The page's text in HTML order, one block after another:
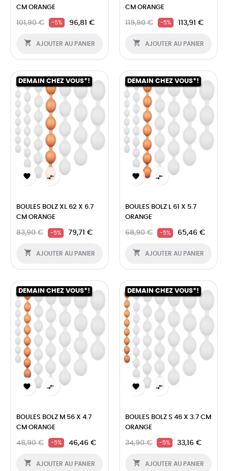
CM ORANGE
101,90 € -5% 96,81 €
 AJOUTER AU PANIER
CM ORANGE
119,90 € -5% 113,91 €
 AJOUTER AU PANIER
DEMAIN CHEZ VOUS*!
 
BOULES BOLZ XL 62 X 6.7
CM ORANGE
83,90 € -5% 79,71 €
 AJOUTER AU PANIER
DEMAIN CHEZ VOUS*!
 
BOULES BOLZ L 61 X 5.7
ORANGE
68,90 € -5% 65,46 €
 AJOUTER AU PANIER
DEMAIN CHEZ VOUS*!
 
BOULES BOLZ M 56 X 4.7
CM ORANGE
48,90 € -5% 46,46 €
 AJOUTER AU PANIER
DEMAIN CHEZ VOUS*!
 
BOULES BOLZ S 46 X 3.7 CM
ORANGE
34,90 € -5% 33,16 €
 AJOUTER AU PANIER